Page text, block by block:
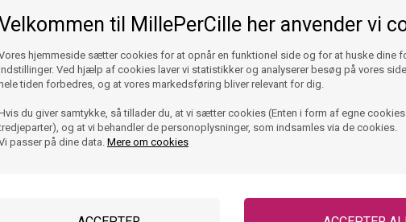
til MillePerCille her anvender vi
hjemmeside sætter cookies for at opnår en funktionel side og for at huske dine
Ved hjælp af cookies laver vi statistikker og analyserer besøg på vores
tiden forbedres, og at vores markedsføring bliver relevant for dig.
du giver samtykke, så tillader du, at vi sætter cookies (Enten i form af egne
og at vi behandler de personoplysninger, som indsamles via de cookies.
passer på dine data. Mere om cookies
Komfortabel
at gå på
aktive dage og
hverdagsbrug og
skolen eller en
ud.TUMBLE'N
og denne top er
Top i dag og giv
Bestil nu og
funktionalitet!